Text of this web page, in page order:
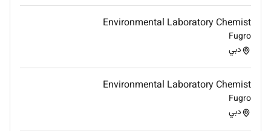
Environmental Laboratory Chemist
Fugro
دبي
Environmental Laboratory Chemist
Fugro
دبي